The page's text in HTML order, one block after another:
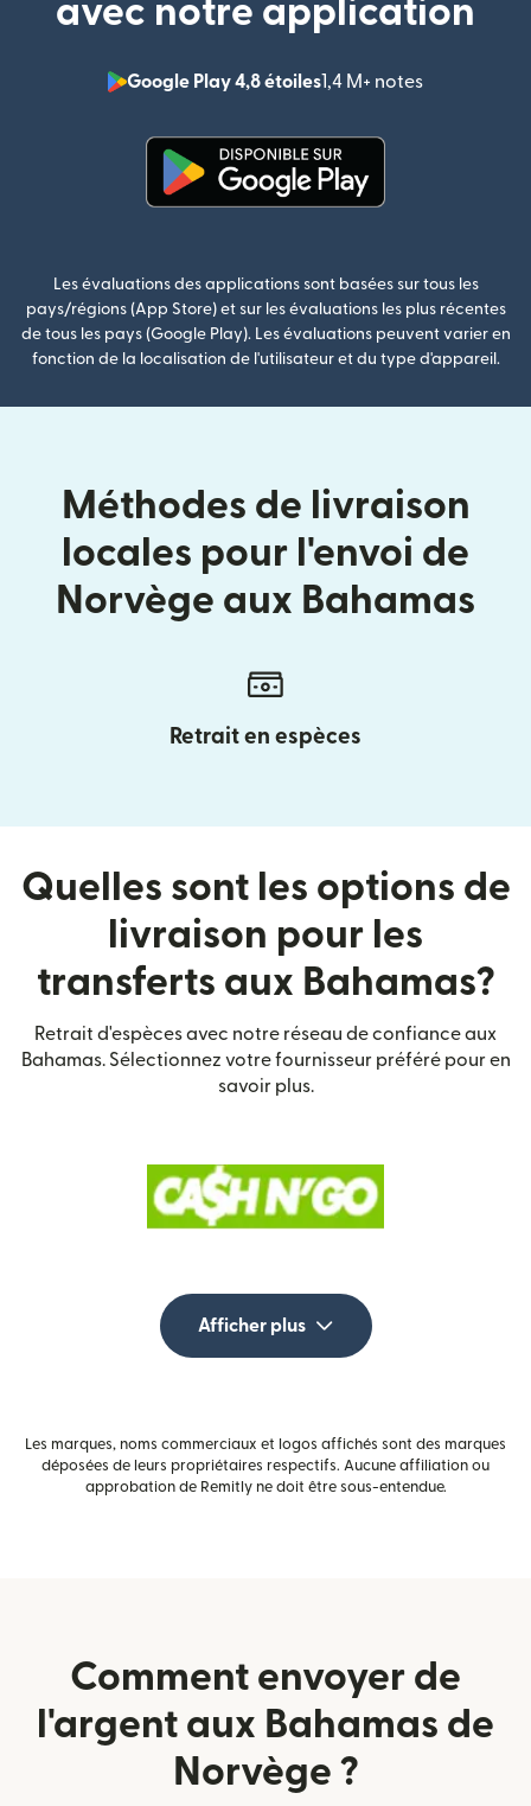
avec notre application
Google Play 4,8 étoiles1,4 M+ notes
Les évaluations des applications sont basées sur tous les
pays/régions (App Store) et sur les évaluations les plus récentes
de tous les pays (Google Play). Les évaluations peuvent varier en
fonction de la localisation de l'utilisateur et du type d'appareil.
Méthodes de livraison
locales pour l'envoi de
Norvège aux Bahamas
Retrait en espèces
Quelles sont les options de
livraison pour les
transferts aux Bahamas?
Retrait d'espèces avec notre réseau de confiance aux
Bahamas. Sélectionnez votre fournisseur préféré pour en
savoir plus.
Afficher plus
Les marques, noms commerciaux et logos affichés sont des marques
déposées de leurs propriétaires respectifs. Aucune affiliation ou
approbation de Remitly ne doit être sous-entendue.
Comment envoyer de
l'argent aux Bahamas de
Norvège ?